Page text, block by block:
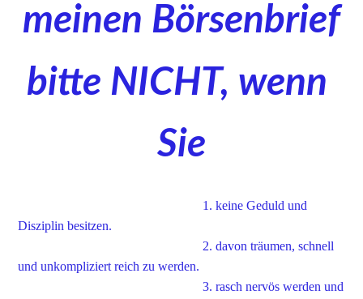
meinen Börsenbrief
bitte NICHT, wenn
Sie
1. keine Geduld und
Disziplin besitzen.
2. davon träumen, schnell
und unkompliziert reich zu werden.
3. rasch nervös werden und